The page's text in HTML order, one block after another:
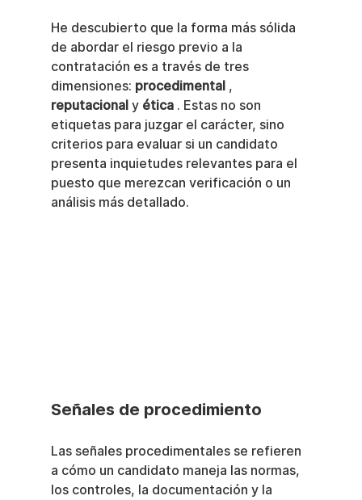
He descubierto que la forma más sólida
de abordar el riesgo previo a la
contratación es a través de tres
dimensiones: procedimental ,
reputacional y ética . Estas no son
etiquetas para juzgar el carácter, sino
criterios para evaluar si un candidato
presenta inquietudes relevantes para el
puesto que merezcan verificación o un
análisis más detallado.
Señales de procedimiento
Las señales procedimentales se refieren
a cómo un candidato maneja las normas,
los controles, la documentación y la